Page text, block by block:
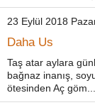
23 Eylül 2018
Daha Us
Taş atar aylara
bağnaz inanış,
ötesinden Aç göm...